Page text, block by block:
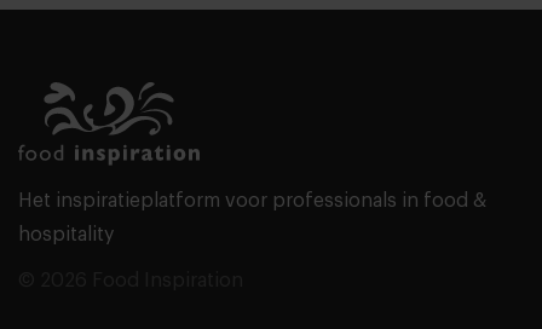
Het inspiratieplatform voor professionals in food &
hospitality